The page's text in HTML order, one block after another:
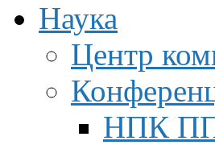
Наука
Центр
НПК